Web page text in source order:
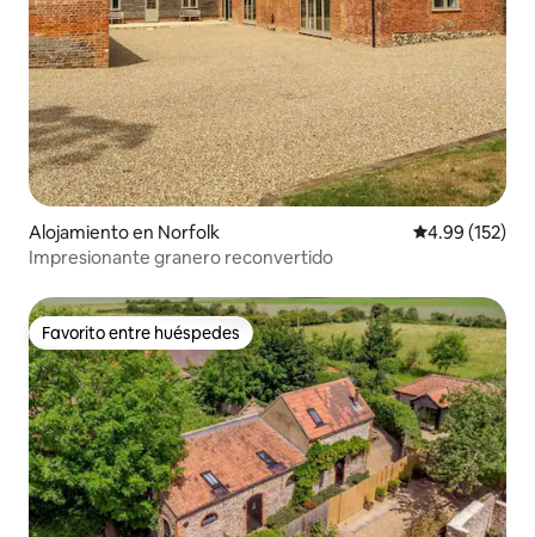
Alojamiento en Norfolk Calificación
4.99 (152)
Impresionante granero reconvertido
Favorito entre huéspedes
Favorito entre huéspedes